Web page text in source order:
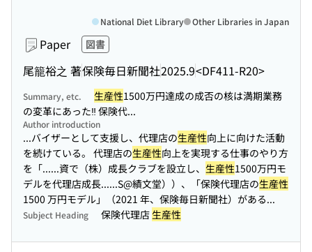
Paper 図書
尾籠裕之 著保険毎日新聞社2025.9<DF411-R20>
National Diet Library Other Libraries in Japan
Summary, etc. 生産性1500万円達成の成否の核は満期業務
の変革にあった‼ 保険代...
Author introduction
...バイザーとして支援し、代理店の生産性向上に向けた活動
を続けている。 代理店の生産性向上を実現する仕事のやり方
を「......資で（株）成長クラブを設立し、 生産性1500万円モ
デルを代理店成長......S@績文堂））、「保険代理店の生産性
1500 万円モデル」（2021 年、保険毎日新聞社）がある...
Subject Heading 保険代理店 生産性